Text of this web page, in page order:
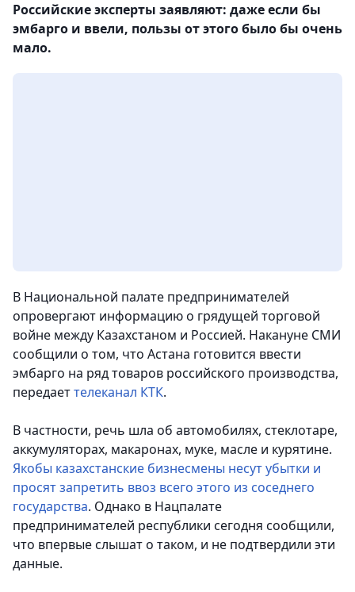
Российские эксперты заявляют: даже если бы
эмбарго и ввели, пользы от этого было бы очень
мало.
В Национальной палате предпринимателей
опровергают информацию о грядущей торговой
войне между Казахстаном и Россией. Накануне СМИ
сообщили о том, что Астана готовится ввести
эмбарго на ряд товаров российского производства,
передаеттелеканал КТК.
В частности, речь шла об автомобилях, стеклотаре,
аккумуляторах, макаронах, муке, масле и курятине.
Якобы казахстанские бизнесмены несут убытки и
просят запретить ввоз всего этого из соседнего
государства. Однако в Нацпалате
предпринимателей республики сегодня сообщили,
что впервые слышат о таком, и не подтвердили эти
данные.